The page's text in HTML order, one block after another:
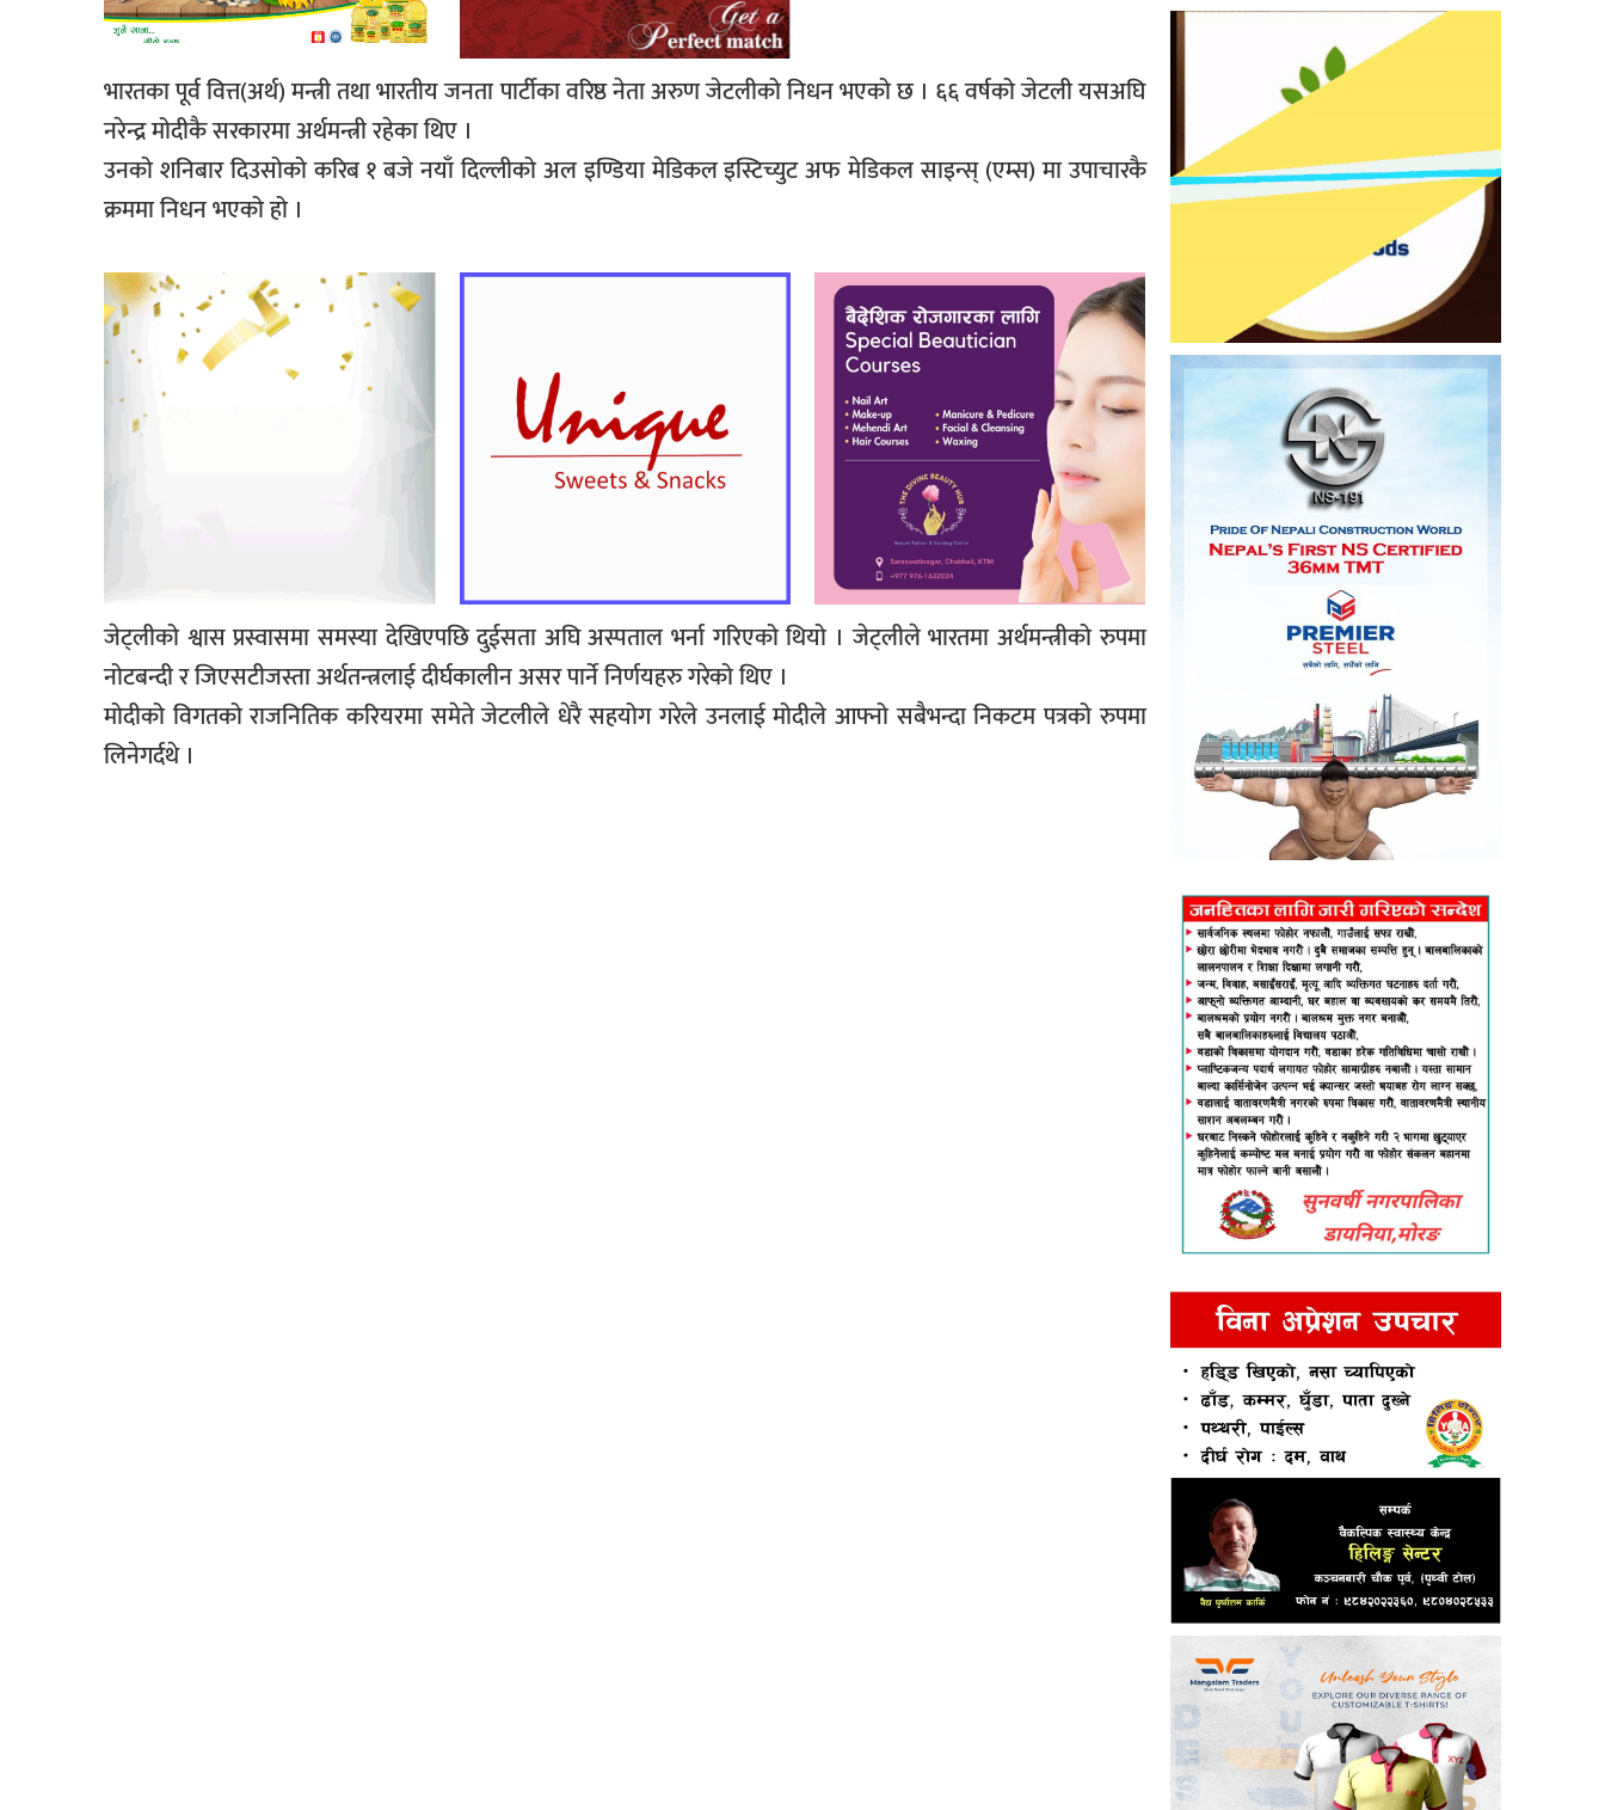
भारतका पूर्व वित्त(अर्थ) मन्त्री तथा भारतीय जनता पार्टीका वरिष्ठ नेता अरुण जेटलीको निधन भएको छ । ६६ वर्षको जेटली यसअघि
नरेन्द्र मोदीकै सरकारमा अर्थमन्त्री रहेका थिए ।
उनको शनिबार दिउसोको करिब १ बजे नयाँ दिल्लीको अल इण्डिया मेडिकल इस्टिच्युट अफ मेडिकल साइन्स् (एम्स) मा उपाचारकै
क्रममा निधन भएको हो ।
जेट्लीको श्वास प्रस्वासमा समस्या देखिएपछि दुईसता अघि अस्पताल भर्ना गरिएको थियो । जेट्लीले भारतमा अर्थमन्त्रीको रुपमा
नोटबन्दी र जिएसटीजस्ता अर्थतन्त्रलाई दीर्घकालीन असर पार्ने निर्णयहरु गरेको थिए ।
मोदीको विगतको राजनितिक करियरमा समेते जेटलीले धेरै सहयोग गरेले उनलाई मोदीले आफ्नो सबैभन्दा निकटम पत्रको रुपमा
लिनेगर्दथे ।